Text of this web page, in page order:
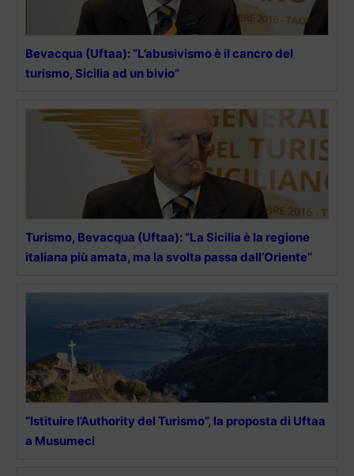
Bevacqua (Uftaa): “L’abusivismo è il cancro del
turismo, Sicilia ad un bivio”
Turismo, Bevacqua (Uftaa): “La Sicilia è la regione
italiana più amata, ma la svolta passa dall’Oriente”
“Istituire l’Authority del Turismo”, la proposta di Uftaa
a Musumeci